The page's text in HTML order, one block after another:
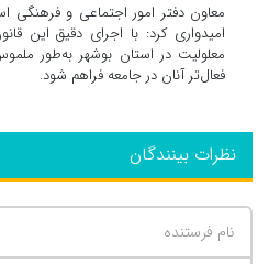
معاون دفتر امور اجتماعی و فرهنگی
امیدواری کرد: با اجرای دقیق این
معلولیت در استان بوشهر به‌طور
فعال‌تر آنان در جامعه فراهم شود.
نظرات بینندگان